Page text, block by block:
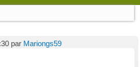
par Mariongs59